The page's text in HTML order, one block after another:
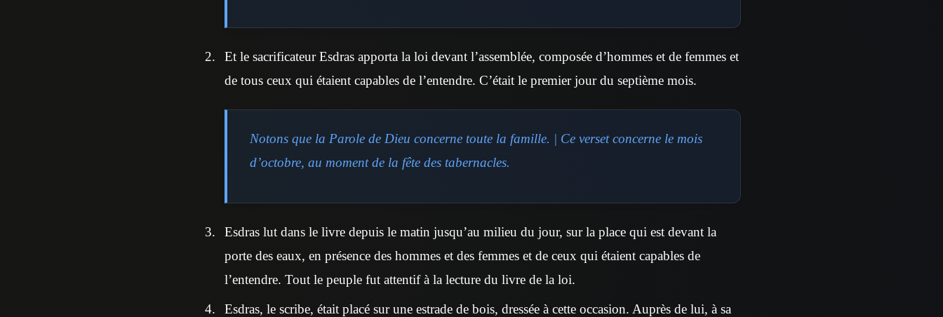
Et le sacrificateur Esdras apporta la loi devant l’assemblée, composée d’hommes et de femmes et
de tous ceux qui étaient capables de l’entendre. C’était le premier jour du septième mois.
Notons que la Parole de Dieu concerne toute la famille. | Ce verset concerne le mois
d’octobre, au moment de la fête des tabernacles.
Esdras lut dans le livre depuis le matin jusqu’au milieu du jour, sur la place qui est devant la
porte des eaux, en présence des hommes et des femmes et de ceux qui étaient capables de
l’entendre. Tout le peuple fut attentif à la lecture du livre de la loi.
Esdras, le scribe, était placé sur une estrade de bois, dressée à cette occasion. Auprès de lui, à sa